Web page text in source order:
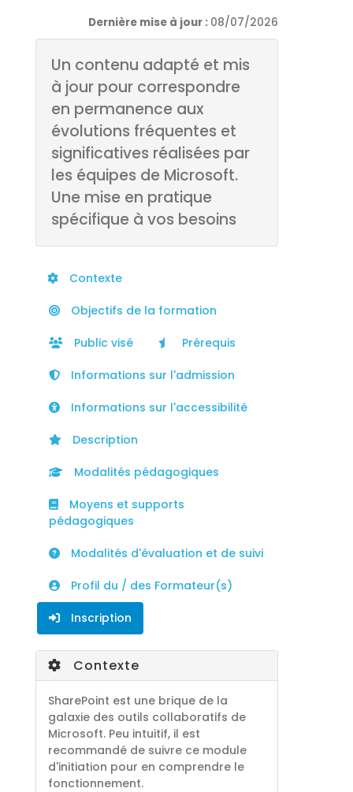
Dernière mise à jour : 08/07/2026
Un contenu adapté et mis
à jour pour correspondre
en permanence aux
évolutions fréquentes et
significatives réalisées par
les équipes de Microsoft.
Une mise en pratique
spécifique à vos besoins
Contexte
Objectifs de la formation
Public visé Prérequis
Informations sur l'admission
Informations sur l'accessibilité
Description
Modalités pédagogiques
Moyens et supports
pédagogiques
Modalités d'évaluation et de suivi
Profil du / des Formateur(s)
Inscription
Contexte
SharePoint est une brique de la
galaxie des outils collaboratifs de
Microsoft. Peu intuitif, il est
recommandé de suivre ce module
d'initiation pour en comprendre le
fonctionnement.